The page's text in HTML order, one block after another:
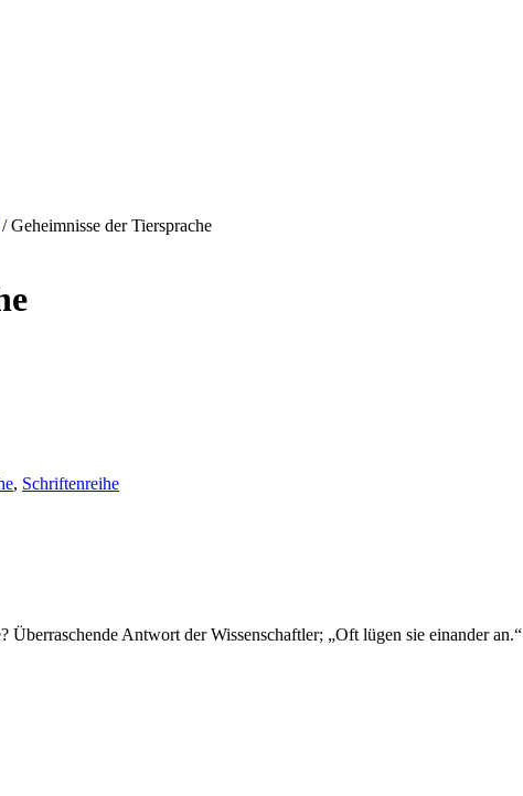
/ Geheimnisse der Tiersprache
, Schriftenreihe
Überraschende Antwort der Wissenschaftler; „Oft lügen sie einander an.“